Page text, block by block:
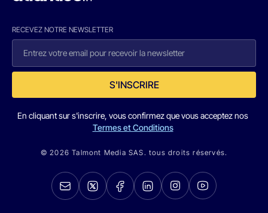
RECEVEZ NOTRE NEWSLETTER
S'INSCRIRE
En cliquant sur s'inscrire, vous confirmez que vous acceptez nos
Termes et Conditions
© 2026 Talmont Media SAS. tous droits réservés.